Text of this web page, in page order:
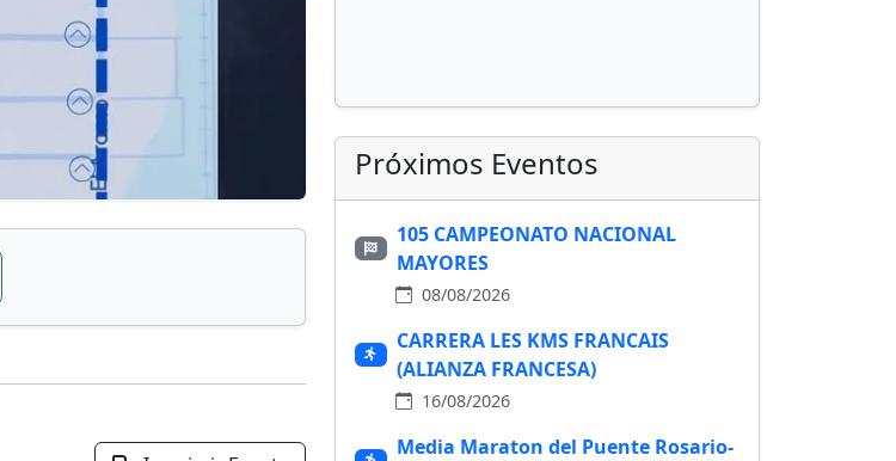
Próximos Eventos
105 CAMPEONATO NACIONAL
MAYORES
08/08/2026
CARRERA LES KMS FRANCAIS
(ALIANZA FRANCESA)
16/08/2026
Media Maraton del Puente Rosario-